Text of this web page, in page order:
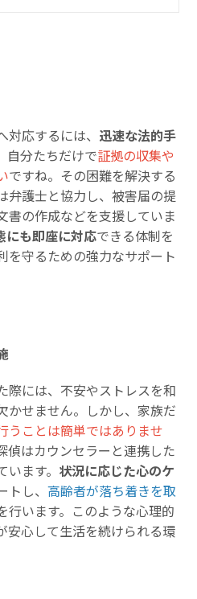
応するには、 迅速な法的手
自分たちだけで証拠の収集や
ですね。その困難を解決する
弁護士と協力し、被害届の提
書の作成などを支援していま
にも即座に対応できる体制を
を守るための強力なサポート
際には、不安やストレスを和
かせません。しかし、家族だ
うことは簡単ではありませ
偵はカウンセラーと連携した
ます。 状況に応じた心のケ
トし、高齢者が落ち着きを取
行います。このような心理的
安心して生活を続けられる環